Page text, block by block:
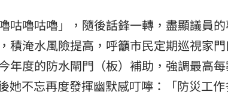
咕嚕咕嚕」，隨後話鋒一轉，盡顯議員
積淹水風險提高，呼籲市民定期巡視家門
年度的防水閘門（板）補助，強調最高
她不忘再度發揮幽默感叮嚀：「防災工作